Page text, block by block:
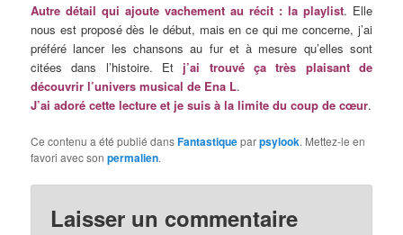
Autre détail qui ajoute vachement au récit : la playlist. Elle
nous est proposé dès le début, mais en ce qui me concerne, j’ai
préféré lancer les chansons au fur et à mesure qu’elles sont
citées dans l’histoire. Et j’ai trouvé ça très plaisant de
découvrir l’univers musical de Ena L.
J’ai adoré cette lecture et je suis à la limite du coup de cœur.
Ce contenu a été publié dansFantastiqueparpsylook. Mettez-le en
favori avec sonpermalien.
Laisser un commentaire